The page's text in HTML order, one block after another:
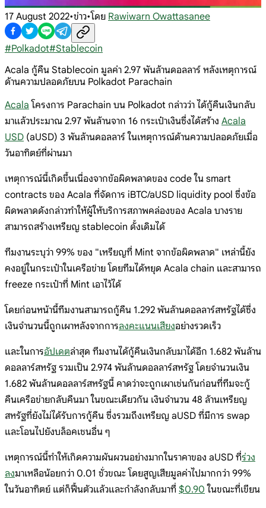
17 August 2022•ข่าว•โดย Rawiwarn Owattasanee
#Polkadot#Stablecoin
Acala กู้คืน Stablecoin มูลค่า 2.97 พันล้านดอลลาร์ หลังเหตุการณ์
ด้านความปลอดภัยบน Polkadot Parachain
Acala โครงการ Parachain บน Polkadot กล่าวว่า ได้กู้คืนเงินกลับ
มาแล้วประมาณ 2.97 พันล้านจาก 16 กระเป๋าเงินซึ่งได้สร้าง Acala
USD (aUSD) 3 พันล้านดอลลาร์ ในเหตุการณ์ด้านความปลอดภัยเมื่อ
วันอาทิตย์ที่ผ่านมา
เหตุการณ์นี้เกิดขึ้นเนื่องจากข้อผิดพลาดของ code ใน smart
contracts ของ Acala ที่จัดการ iBTC/aUSD liquidity pool ซึ่งข้อ
ผิดพลาดดังกล่าวทำให้ผู้ให้บริการสภาพคล่องของ Acala บางราย
สามารถสร้างเหรียญ stablecoin ดั้งเดิมได้
ทีมงานระบุว่า 99% ของ "เหรียญที่ Mint จากข้อผิดพลาด" เหล่านี้ยัง
คงอยู่ในกระเป๋าในเครือข่าย โดยทีมได้หยุด Acala chain และสามารถ
freeze กระเป๋าที่ Mint เอาไว้ได้
โดยก่อนหน้านี้ทีมงานสามารถกู้คืน 1.292 พันล้านดอลลาร์สหรัฐได้ซึ่ง
เงินจำนวนนี้ถูกเผาหลังจากการลงคะแนนเสียงอย่างรวดเร็ว
และในการอัปเดตล่าสุด ทีมงานได้กู้คืนเงินกลับมาได้อีก 1.682 พันล้าน
ดอลลาร์สหรัฐ รวมเป็น 2.974 พันล้านดอลลาร์สหรัฐ โดยจำนวนเงิน
1.682 พันล้านดอลลาร์สหรัฐนี้ คาดว่าจะถูกเผาเช่นกันก่อนที่ทีมจะกู้
คืนเครือข่ายกลับคืนมา ในขณะเดียวกัน เงินจำนวน 48 ล้านเหรียญ
สหรัฐที่ยังไม่ได้รับการกู้คืน ซึ่งรวมถึงเหรียญ aUSD ที่มีการ swap
และโอนไปยังบล็อคเชนอื่น ๆ
เหตุการณ์นี้ทำให้เกิดความผันผวนอย่างมากในราคาของ aUSD ที่ร่วง
ลงมาเหลือน้อยกว่า 0.01 ชั่วขณะ โดยสูญเสียมูลค่าไปมากกว่า 99%
ในวันอาทิตย์ แต่ก็ฟื้นตัวแล้วและกำลังกลับมาที่ $0.90 ในขณะที่เขียน